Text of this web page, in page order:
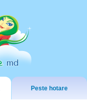
Peste hotare